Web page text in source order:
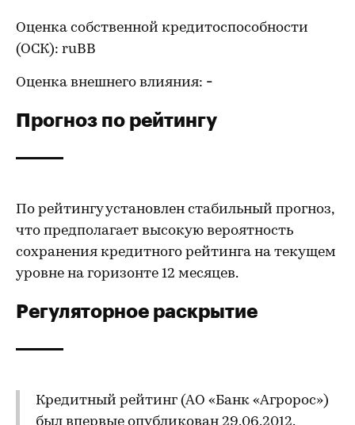
Оценка собственной кредитоспособности
(ОСК): ruBB
Оценка внешнего влияния: -
Прогноз по рейтингу
По рейтингу установлен стабильный прогноз,
что предполагает высокую вероятность
сохранения кредитного рейтинга на текущем
уровне на горизонте 12 месяцев.
Регуляторное раскрытие
Кредитный рейтинг (АО «Банк «Агророс»)